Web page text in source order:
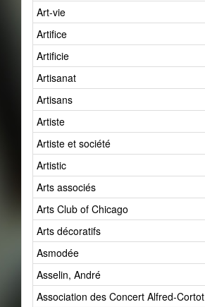
Art-vie
Artifice
Artificie
Artisanat
Artisans
Artiste
Artiste et société
Artistic
Arts associés
Arts Club of Chicago
Arts décoratifs
Asmodée
Asselin, André
Association des Concert Alfred-Cortot